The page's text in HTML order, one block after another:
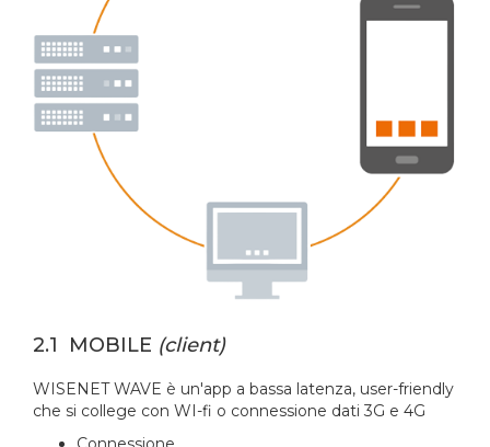
2.1 MOBILE (client)
WISENET WAVE è un'app a bassa latenza, user-friendly
che si college con WI-fi o connessione dati 3G e 4G